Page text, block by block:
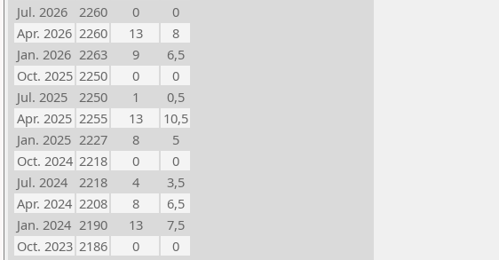
Jul. 2026
2260 0
0
Apr. 2026 2260 13
8
Jan. 2026 2263 9
6,5
Oct. 2025 2250 0
0
Jul. 2025
2250 1
0,5
Apr. 2025 2255 13
10,5
Jan. 2025 2227 8
5
Oct. 2024 2218 0
0
Jul. 2024
2218 4
3,5
Apr. 2024 2208 8
6,5
Jan. 2024 2190 13
7,5
Oct. 2023 2186 0
0